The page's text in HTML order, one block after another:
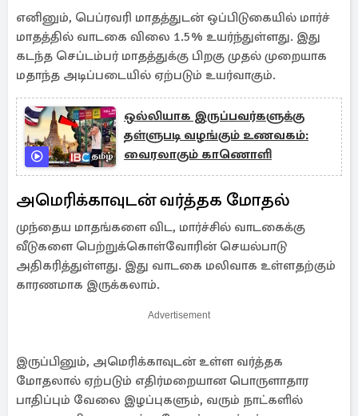
எனினும், பெப்ரவரி மாதத்துடன் ஒப்பிடுகையில் மார்ச்
மாதத்தில் வாடகை விலை 1.5% உயர்ந்துள்ளது. இது
கடந்த செப்டம்பர் மாதத்துக்கு பிறகு முதல் முறையாக
மதாந்த அடிப்படையில் ஏற்படும் உயர்வாகும்.
ஒல்லியாக இருப்பவர்களுக்கு
தள்ளுபடி வழங்கும் உணவகம்:
வைரலாகும் காணொளி
அமெரிக்காவுடன் வர்த்தக மோதல்
முந்தைய மாதங்களை விட, மார்ச்சில் வாடகைக்கு
வீடுகளை பெற்றுக்கொள்வோரின் செயல்பாடு
அதிகரித்துள்ளது. இது வாடகை மலிவாக உள்ளதற்கும்
காரணமாக இருக்கலாம்.
Advertisement
இருப்பினும், அமெரிக்காவுடன் உள்ள வர்த்தக
மோதலால் ஏற்படும் எதிர்மறையான பொருளாதார
பாதிப்பும் வேலை இழப்புகளும், வரும் நாட்களில்